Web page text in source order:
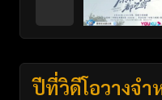
ปีที่วิดีโอวางจำ